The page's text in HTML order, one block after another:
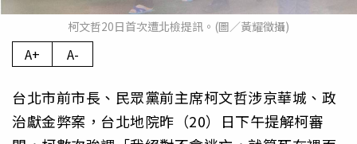
柯文哲20日首次遭北檢提訊。(圖／黃耀徵攝)
A+ A-
台北市前市長、民眾黨前主席柯文哲涉京華城、政
治獻金弊案，台北地院昨（20）日下午提解柯審